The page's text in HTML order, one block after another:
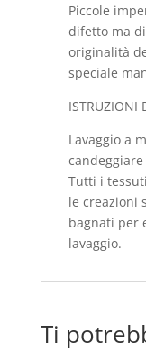
Piccole
difetto ma
originalità
speciale
ISTRUZIONI
Lavaggio a
candeggiare
Tutti i
le creazioni
bagnati per
lavaggio.
Ti